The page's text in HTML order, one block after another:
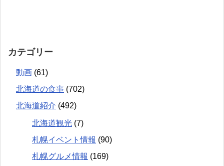
カテゴリー
動画 (61)
北海道の食事 (702)
北海道紹介 (492)
北海道観光 (7)
札幌イベント情報 (90)
札幌グルメ情報 (169)